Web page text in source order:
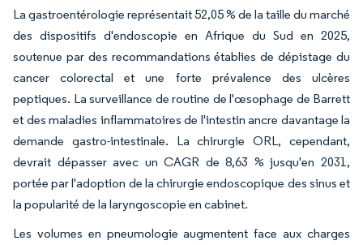
La gastroentérologie représentait 52,05 % de la taille du marché
des dispositifs d'endoscopie en Afrique du Sud en 2025,
soutenue par des recommandations établies de dépistage du
cancer colorectal et une forte prévalence des ulcères
peptiques. La surveillance de routine de l'œsophage de Barrett
et des maladies inflammatoires de l'intestin ancre davantage la
demande gastro-intestinale. La chirurgie ORL, cependant,
devrait dépasser avec un CAGR de 8,63 % jusqu'en 2031,
portée par l'adoption de la chirurgie endoscopique des sinus et
la popularité de la laryngoscopie en cabinet.
Les volumes en pneumologie augmentent face aux charges